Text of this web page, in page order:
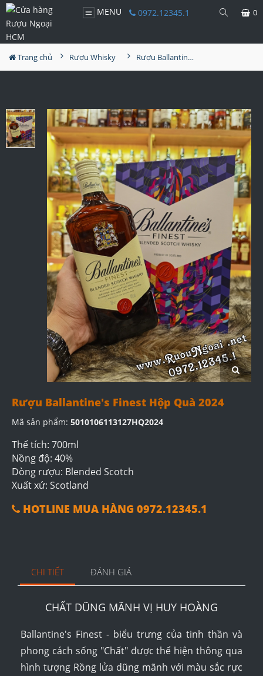
MENU 0972.12345.1 0
Trang chủ Rượu Whisky Rượu Ballantine's Finest Hộp Quà 2024
Rượu Ballantine's Finest Hộp Quà 2024
Mã sản phẩm: 5010106113127HQ2024
Thể tích: 700ml
Nồng độ: 40%
Dòng rượu: Blended Scotch
Xuất xứ: Scotland
HOTLINE MUA HÀNG 0972.12345.1
CHI TIẾT ĐÁNH GIÁ
CHẤT DŨNG MÃNH VỊ HUY HOÀNG
Ballantine's Finest - biểu trưng của tinh thần và
phong cách sống "Chất" được thể hiện thông qua
hình tượng Rồng lửa dũng mãnh với màu sắc rực